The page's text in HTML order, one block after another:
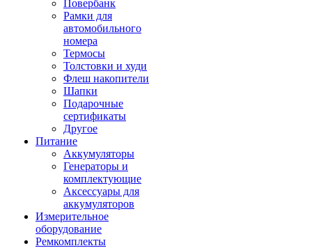
Повербанк
Рамки для
автомобильного
номера
Термосы
Толстовки и худи
Флеш накопители
Шапки
Подарочные
сертификаты
Другое
Питание
Аккумуляторы
Генераторы и
комплектующие
Аксессуары для
аккумуляторов
Измерительное
оборудование
Ремкомплекты